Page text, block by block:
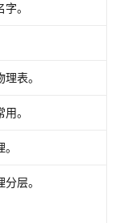
。
表。
。
层。